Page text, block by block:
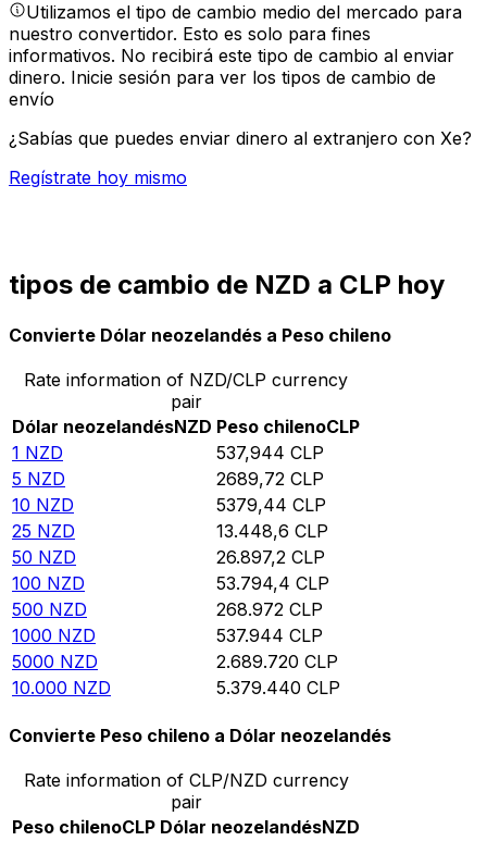
Utilizamos el tipo de cambio medio del mercado para
nuestro convertidor. Esto es solo para fines
informativos. No recibirá este tipo de cambio al enviar
dinero. Inicie sesión para ver los tipos de cambio de
envío
¿Sabías que puedes enviar dinero al extranjero con Xe?
Regístrate hoy mismo
tipos de cambio de NZD a CLP hoy
Convierte Dólar neozelandés a Peso chileno
Rate information of NZD/CLP currency
pair
Dólar neozelandésNZD Peso chilenoCLP
1 NZD 537,944 CLP
5 NZD 2689,72 CLP
10 NZD 5379,44 CLP
25 NZD 13.448,6 CLP
50 NZD 26.897,2 CLP
100 NZD 53.794,4 CLP
500 NZD 268.972 CLP
1000 NZD 537.944 CLP
5000 NZD 2.689.720 CLP
10.000 NZD 5.379.440 CLP
Convierte Peso chileno a Dólar neozelandés
Rate information of CLP/NZD currency
pair
Peso chilenoCLP Dólar neozelandésNZD